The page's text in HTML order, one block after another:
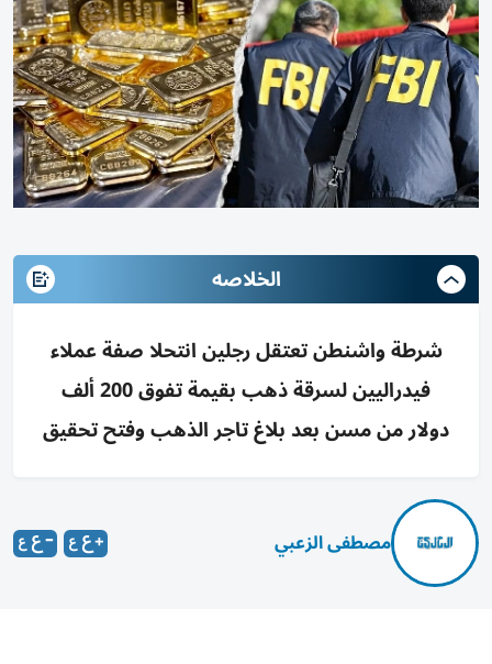
الخلاصه
شرطة واشنطن تعتقل رجلين انتحلا صفة عملاء
فيدراليين لسرقة ذهب بقيمة تفوق 200 ألف
دولار من مسن بعد بلاغ تاجر الذهب وفتح تحقيق
مصطفى الزعبي